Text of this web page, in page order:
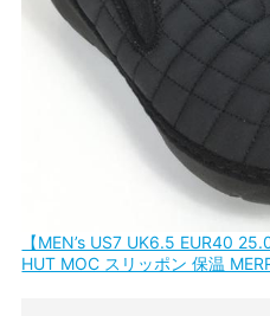
【MEN’s US7 UK6.5 EUR40
HUT MOC スリッポン 保温